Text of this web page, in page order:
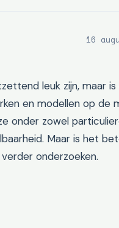
16
leuk zijn, maar
en modellen op de
onder zowel
Maar is het
onderzoeken.